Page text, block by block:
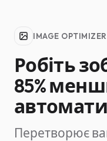
IMAGE OPTIMIZER
Робіть
85%
Перетворює